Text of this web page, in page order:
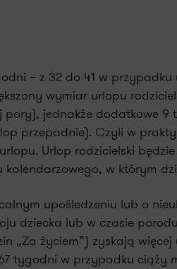
– z 32 do 41 w
wymiar urlopu
pory), jednakże dodatkowe
przepadnie). Czyli w
Urlop rodzicielski
w którym
upośledzeniu lub o
dziecka lub w czasie
„Za życiem”) zyskają
tygodni w przypadku ciąży